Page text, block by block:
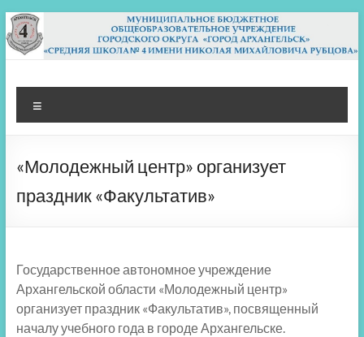
Перейти
к
содержимому
МБОУ СШ 4
Архангельск
«Молодежный центр» организует
праздник «Факультатив»
Государственное автономное учреждение
Архангельской области «Молодежный центр»
организует праздник «Факультатив», посвященный
началу учебного года в городе Архангельске.